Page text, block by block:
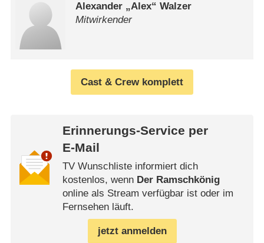
Alexander „Alex“ Walzer
Mitwirkender
Cast & Crew komplett
Erinnerungs-Service per
E-Mail
TV Wunschliste informiert dich
kostenlos, wenn Der Ramschkönig
online als Stream verfügbar ist oder im
Fernsehen läuft.
jetzt anmelden